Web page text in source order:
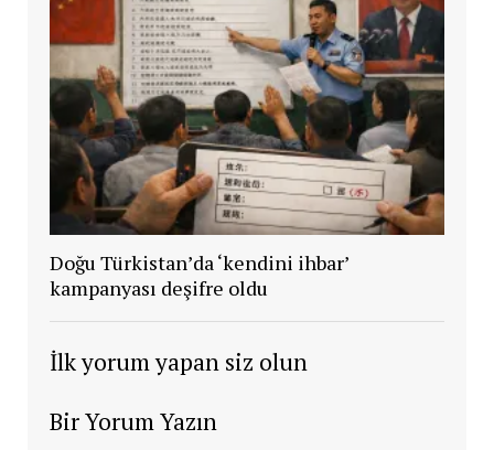
Doğu Türkistan’da ‘kendini ihbar’
kampanyası deşifre oldu
İlk yorum yapan siz olun
Bir Yorum Yazın